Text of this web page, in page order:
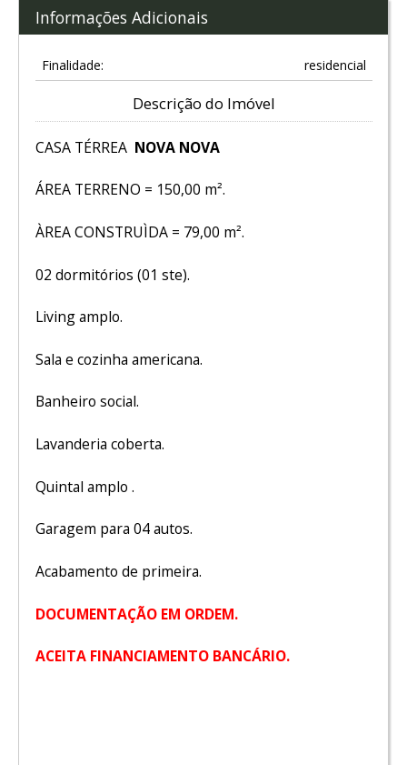
Informações Adicionais
Finalidade: residencial
Descrição do Imóvel
CASA TÉRREA NOVA NOVA
ÁREA TERRENO = 150,00 m².
ÀREA CONSTRUÌDA = 79,00 m².
02 dormitórios (01 ste).
Living amplo.
Sala e cozinha americana.
Banheiro social.
Lavanderia coberta.
Quintal amplo .
Garagem para 04 autos.
Acabamento de primeira.
DOCUMENTAÇÃO EM ORDEM.
ACEITA FINANCIAMENTO BANCÁRIO.